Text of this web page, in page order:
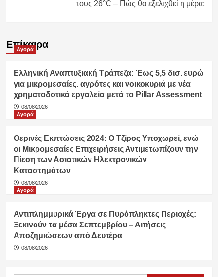
τους 26°C – Πώς θα εξελιχθεί η μέρα;
Επίκαιρα
Αγορά
Ελληνική Αναπτυξιακή Τράπεζα: Έως 5,5 δισ. ευρώ
για μικρομεσαίες, αγρότες και νοικοκυριά με νέα
χρηματοδοτικά εργαλεία μετά το Pillar Assessment
08/08/2026
Αγορά
Θερινές Εκπτώσεις 2024: Ο Τζίρος Υποχωρεί, ενώ
οι Μικρομεσαίες Επιχειρήσεις Αντιμετωπίζουν την
Πίεση των Ασιατικών Ηλεκτρονικών
Καταστημάτων
08/08/2026
Αγορά
Αντιπλημμυρικά Έργα σε Πυρόπληκτες Περιοχές:
Ξεκινούν τα μέσα Σεπτεμβρίου – Αιτήσεις
Αποζημιώσεων από Δευτέρα
08/08/2026